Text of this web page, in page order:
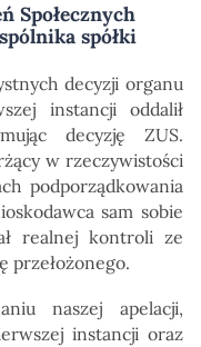
Społecznych
spółki
decyzji organu
instancji oddalił
decyzję ZUS.
w rzeczywistości
podporządkowania
sam sobie
realnej kontroli ze
przełożonego.
naszej apelacji,
instancji oraz